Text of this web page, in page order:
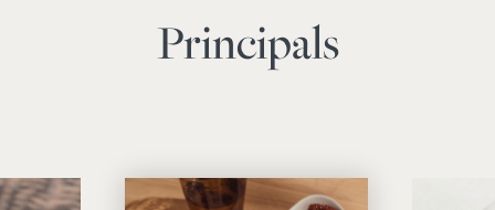
Principals